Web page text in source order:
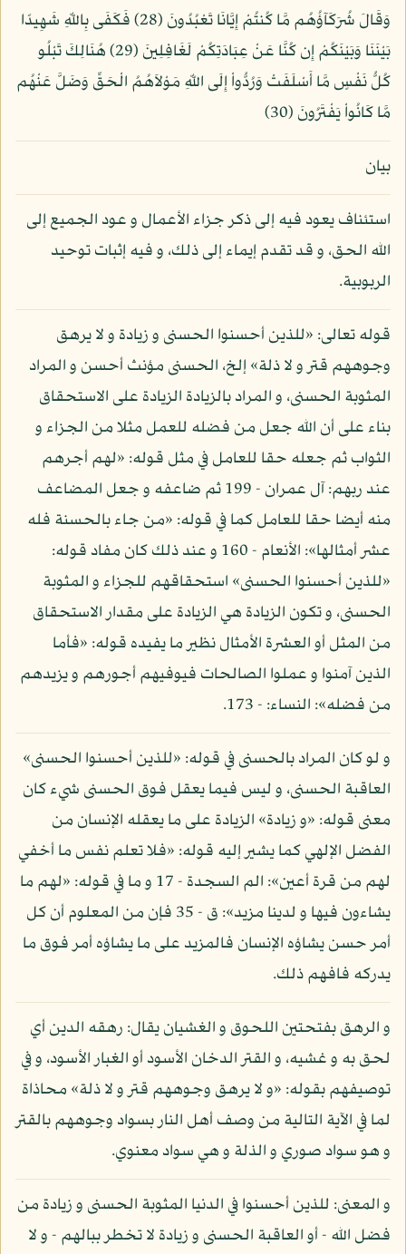
وَقَالَ شُرَكَآؤُهُم مَّا كُنتُمْ إِيَّانَا تَعْبُدُونَ (28) فَكَفَى بِاللّهِ شَهِيدًا
بَيْنَنَا وَبَيْنَكُمْ إِن كُنَّا عَنْ عِبَادَتِكُمْ لَغَافِلِينَ (29) هُنَالِكَ تَبْلُو
كُلُّ نَفْسٍ مَّا أَسْلَفَتْ وَرُدُّواْ إِلَى اللّهِ مَوْلاَهُمُ الْحَقِّ وَضَلَّ عَنْهُم
مَّا كَانُواْ يَفْتَرُونَ (30)
بيان
استئناف يعود فيه إلى ذكر جزاء الأعمال و عود الجميع إلى
الله الحق، و قد تقدم إيماء إلى ذلك، و فيه إثبات توحيد
الربوبية.
قوله تعالى: «للذين أحسنوا الحسنى و زيادة و لا يرهق
وجوههم قتر و لا ذلة» إلخ، الحسنى مؤنث أحسن و المراد
المثوبة الحسنى، و المراد بالزيادة الزيادة على الاستحقاق
بناء على أن الله جعل من فضله للعمل مثلا من الجزاء و
الثواب ثم جعله حقا للعامل في مثل قوله: «لهم أجرهم
عند ربهم: آل عمران - 199 ثم ضاعفه و جعل المضاعف
منه أيضا حقا للعامل كما في قوله: «من جاء بالحسنة فله
عشر أمثالها»: الأنعام - 160 و عند ذلك كان مفاد قوله:
«للذين أحسنوا الحسنى» استحقاقهم للجزاء و المثوبة
الحسنى، و تكون الزيادة هي الزيادة على مقدار الاستحقاق
من المثل أو العشرة الأمثال نظير ما يفيده قوله: «فأما
الذين آمنوا و عملوا الصالحات فيوفيهم أجورهم و يزيدهم
من فضله»: النساء: - 173.
و لو كان المراد بالحسنى في قوله: «للذين أحسنوا الحسنى»
العاقبة الحسنى، و ليس فيما يعقل فوق الحسنى شيء كان
معنى قوله: «و زيادة» الزيادة على ما يعقله الإنسان من
الفضل الإلهي كما يشير إليه قوله: «فلا تعلم نفس ما أخفي
لهم من قرة أعين»: الم السجدة - 17 و ما في قوله: «لهم ما
يشاءون فيها و لدينا مزيد»: ق - 35 فإن من المعلوم أن كل
أمر حسن يشاؤه الإنسان فالمزيد على ما يشاؤه أمر فوق ما
يدركه فافهم ذلك.
و الرهق بفتحتين اللحوق و الغشيان يقال: رهقه الدين أي
لحق به و غشيه، و القتر الدخان الأسود أو الغبار الأسود، و في
توصيفهم بقوله: «و لا يرهق وجوههم قتر و لا ذلة» محاذاة
لما في الآية التالية من وصف أهل النار بسواد وجوههم بالقتر
و هو سواد صوري و الذلة و هي سواد معنوي.
و المعنى: للذين أحسنوا في الدنيا المثوبة الحسنى و زيادة من
فضل الله - أو العاقبة الحسنى و زيادة لا تخطر ببالهم - و لا